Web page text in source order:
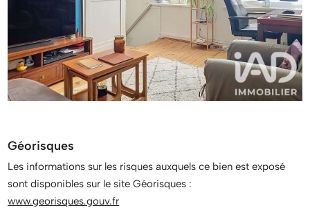
Géorisques
Les informations sur les risques auxquels ce bien est exposé
sont disponibles sur le site Géorisques :
www.georisques.gouv.fr